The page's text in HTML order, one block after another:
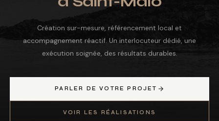
Création sur-mesure, référencement local et
accompagnement réactif. Un interlocuteur dédié, une
exécution soignée, des résultats durables.
PARLER DE VOTRE PROJET
VOIR LES RÉALISATIONS